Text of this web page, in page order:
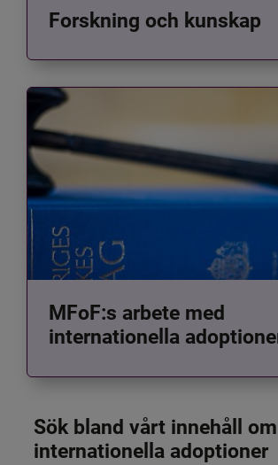
Forskning och kunskap
MFoF:s arbete med
internationella
Sök bland vårt innehåll om
internationella adoptioner